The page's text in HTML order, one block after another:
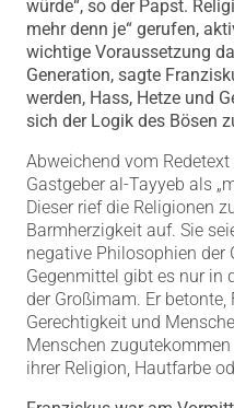
würde“, so der Papst.
mehr denn je“ gerufen,
wichtige Voraussetzung
Generation, sagte
werden, Hass, Hetze und
sich der Logik des Bösen
Abweichend vom
Gastgeber al-Tayyeb als
Dieser rief die Religionen
Barmherzigkeit auf. Sie
negative Philosophien der
Gegenmittel gibt es nur in
der Großimam. Er betonte,
Gerechtigkeit und
Menschen
ihrer Religion, Hautfarbe